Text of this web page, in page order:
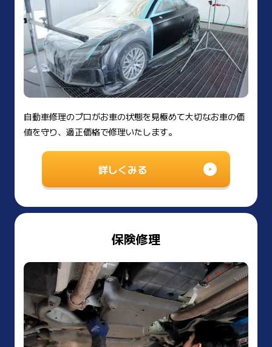
自動車修理のプロがお車の状態を見極めて大切なお車の価
値を守り、適正価格で修理いたします。
詳しくみる
保険修理